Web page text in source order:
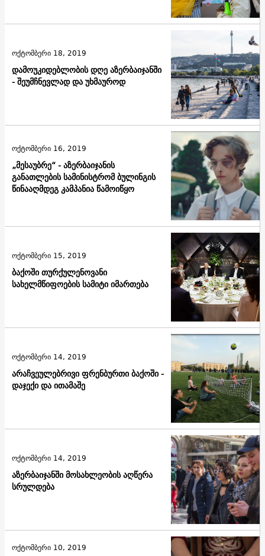
დამოუკიდებლობის დღე აზერბაიჯანში
- შეუმჩნევლად და უხმაუროდ
ოქტომბერი 18, 2019
„მესაუბრე“ - აზერბაიჯანის
განათლების სამინისტრომ ბულინგის
წინააღმდეგ კამპანია წამოიწყო
ოქტომბერი 16, 2019
ბაქოში თურქულენოვანი
სახელმწიფოების სამიტი იმართება
ოქტომბერი 15, 2019
არაჩვეულებრივი ფრენბურთი ბაქოში -
დაჯექი და ითამაშე
ოქტომბერი 14, 2019
აზერბაიჯანში მოსახლეობის აღწერა
სრულდება
ოქტომბერი 14, 2019
ოქტომბერი 10, 2019